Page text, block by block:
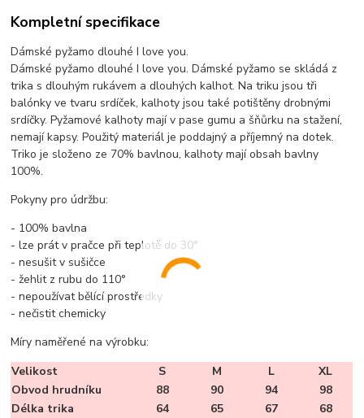
Kompletní specifikace
Dámské pyžamo dlouhé I love you.
Dámské pyžamo dlouhé I love you. Dámské pyžamo se skládá z
trika s dlouhým rukávem a dlouhých kalhot. Na triku jsou tři
balónky ve tvaru srdíček, kalhoty jsou také potištěny drobnými
srdíčky. Pyžamové kalhoty mají v pase gumu a šňůrku na stažení,
nemají kapsy. Použitý materiál je poddajný a příjemný na dotek.
Triko je složeno ze 70% bavlnou, kalhoty mají obsah bavlny
100%.
Pokyny pro údržbu:
- 100% bavlna
- lze prát v pračce při teplotě do 30°
- nesušit v sušičce
- žehlit z rubu do 110°
- nepoužívat bělící prostředky
- nečistit chemicky
Míry naměřené na výrobku:
Velikost
S M L
XL
Obvod hrudníku
88 90 94
98
Délka trika
64 65 67
68